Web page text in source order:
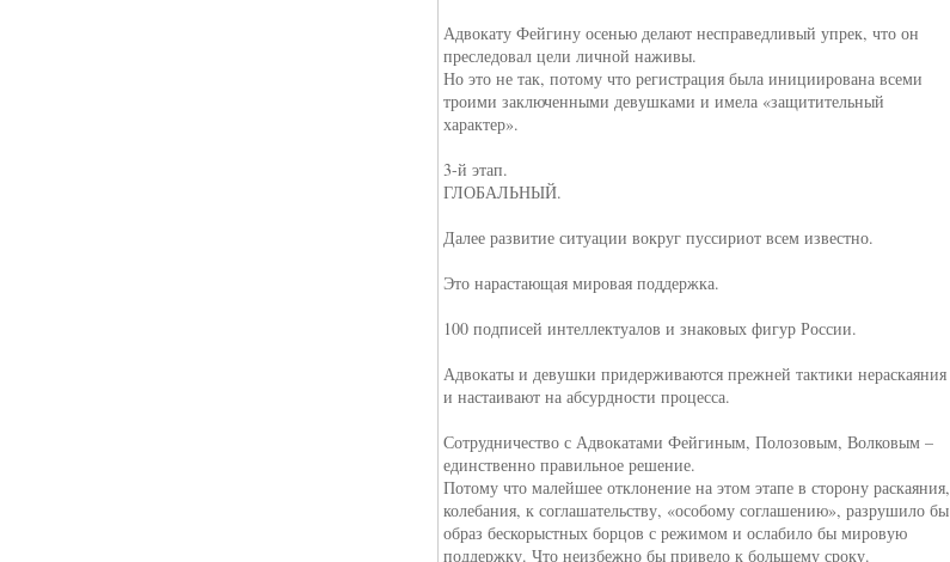
Адвокату Фейгину осенью делают несправедливый упрек, что он
преследовал цели личной наживы.
Но это не так, потому что регистрация была инициирована всеми
троими заключенными девушками и имела «защитительный
характер».
3-й этап.
ГЛОБАЛЬНЫЙ.
Далее развитие ситуации вокруг пуссириот всем известно.
Это нарастающая мировая поддержка.
100 подписей интеллектуалов и знаковых фигур России.
Адвокаты и девушки придерживаются прежней тактики нераскаяния
и настаивают на абсурдности процесса.
Сотрудничество с Адвокатами Фейгиным, Полозовым, Волковым –
единственно правильное решение.
Потому что малейшее отклонение на этом этапе в сторону раскаяния,
колебания, к соглашательству, «особому соглашению», разрушило бы
образ бескорыстных борцов с режимом и ослабило бы мировую
поддержку. Что неизбежно бы привело к большему сроку.